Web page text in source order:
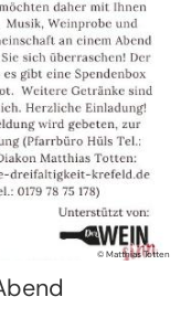
© Matthias Totten